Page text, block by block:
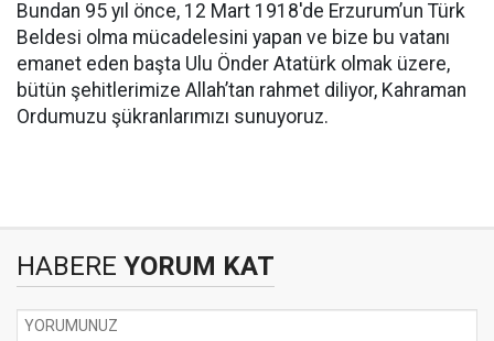
Bundan 95 yıl önce, 12 Mart 1918′de Erzurum’un Türk
Beldesi olma mücadelesini yapan ve bize bu vatanı
emanet eden başta Ulu Önder Atatürk olmak üzere,
bütün şehitlerimize Allah’tan rahmet diliyor, Kahraman
Ordumuzu şükranlarımızı sunuyoruz.
HABERE YORUM KAT